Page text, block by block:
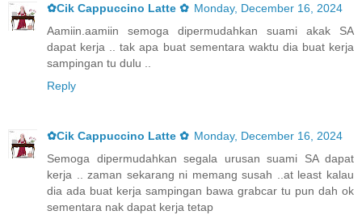
✿Cik Cappuccino Latte ✿ Monday, December 16, 2024
Aamiin.aamiin semoga dipermudahkan suami akak SA
dapat kerja .. tak apa buat sementara waktu dia buat kerja
sampingan tu dulu ..
Reply
✿Cik Cappuccino Latte ✿ Monday, December 16, 2024
Semoga dipermudahkan segala urusan suami SA dapat
kerja .. zaman sekarang ni memang susah ..at least kalau
dia ada buat kerja sampingan bawa grabcar tu pun dah ok
sementara nak dapat kerja tetap